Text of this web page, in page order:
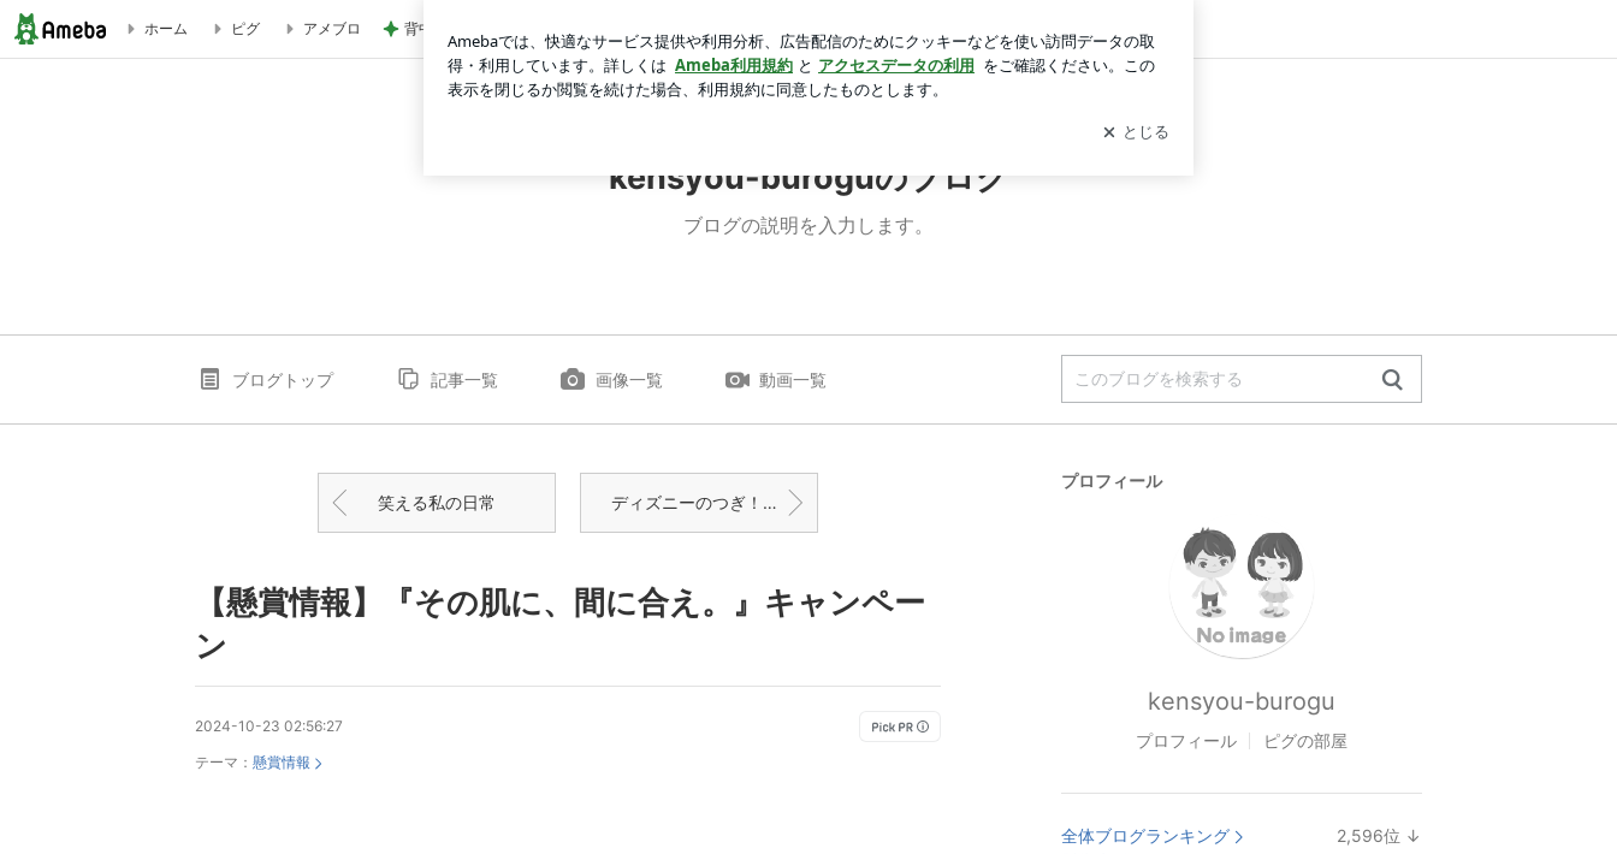
【懸賞情報】『その肌に、間に合え。』キャンペーン | kensyou-buroguのブログ
ホーム ピグ アメブロ 背中が滝汗でも大丈夫だったTシャツ ログイン
kensyou-buroguのブログ
ブログの説明を入力します。
ブログトップ 記事一覧 画像一覧 動画一覧
笑える私の日常 ディズニーのつぎ！&豆知識
【懸賞情報】『その肌に、間に合え。』キャンペー
ン
2024-10-23 02:56:27
テーマ： 懸賞情報
プロフィール
kensyou-burogu
プロフィール ピグの部屋
全体ブログランキング 2,596位 ↓